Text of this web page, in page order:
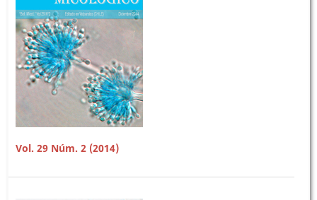
Vol. 29 Núm. 2 (2014)